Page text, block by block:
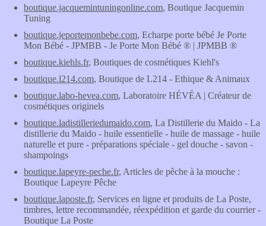
boutique.jacquemintuningonline.com, Boutique Jacquemin
Tuning
boutique.jeportemonbebe.com, Echarpe porte bébé Je Porte
Mon Bébé - JPMBB - Je Porte Mon Bébé ® | JPMBB ®
boutique.kiehls.fr, Boutiques de cosmétiques Kiehl's
boutique.l214.com, Boutique de L214 - Ethique & Animaux
boutique.labo-hevea.com, Laboratoire HÉVÉA | Créateur de
cosmétiques originels
boutique.ladistilleriedumaido.com, La Distillerie du Maido - La
distillerie du Maido - huile essentielle - huile de massage - huile
naturelle et pure - préparations spéciale - gel douche - savon -
shampoings
boutique.lapeyre-peche.fr, Articles de pêche à la mouche :
Boutique Lapeyre Pêche
boutique.laposte.fr, Services en ligne et produits de La Poste,
timbres, lettre recommandée, réexpédition et garde du courrier -
Boutique La Poste